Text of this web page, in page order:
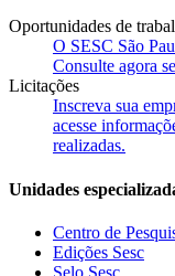
Oportunidades de
O SESC São
Consulte agora
Licitações
Inscreva sua
acesse
realizadas.
Unidades
Centro de
Edições Sesc
Selo Sesc